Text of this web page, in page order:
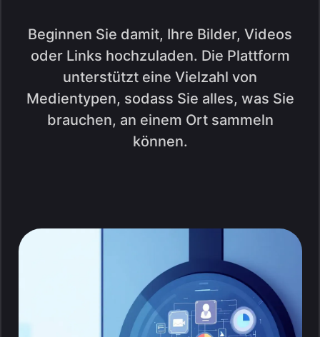
Beginnen Sie damit, Ihre Bilder, Videos
oder Links hochzuladen. Die Plattform
unterstützt eine Vielzahl von
Medientypen, sodass Sie alles, was Sie
brauchen, an einem Ort sammeln
können.